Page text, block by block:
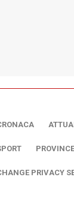
PROVINCE
PRIVACY